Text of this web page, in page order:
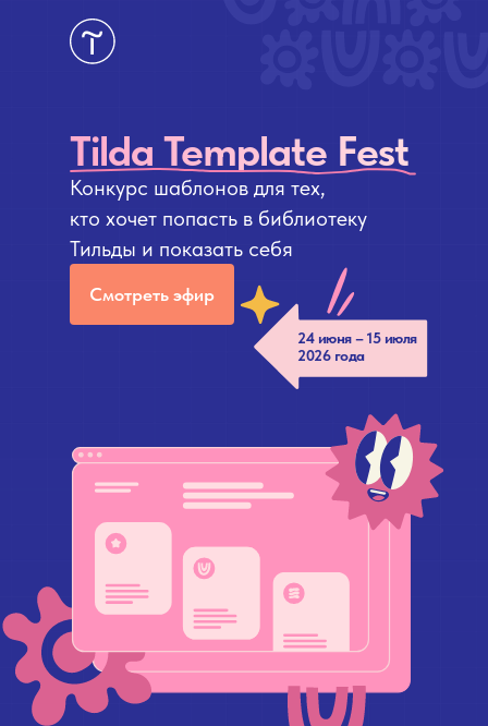
Tilda Template Fest
Конкурс шаблонов для тех,
кто хочет попасть в библиотеку
Тильды и показать себя
Смотреть эфир
24 июня – 15 июля
2026 года